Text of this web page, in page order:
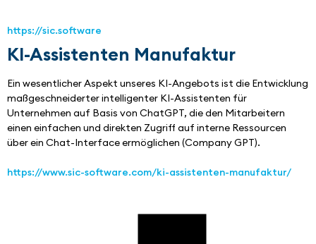
https://sic.software
KI-Assistenten Manufaktur
Ein wesentlicher Aspekt unseres KI-Angebots ist die Entwicklung
maßgeschneiderter intelligenter KI-Assistenten für
Unternehmen auf Basis von ChatGPT, die den Mitarbeitern
einen einfachen und direkten Zugriff auf interne Ressourcen
über ein Chat-Interface ermöglichen (Company GPT).
https://www.sic-software.com/ki-assistenten-manufaktur/